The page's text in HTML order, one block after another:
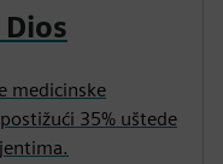
medicinske
35% uštede